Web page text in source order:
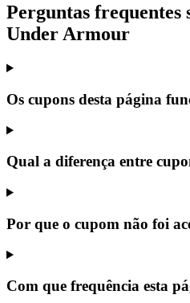
Perguntas frequentes
Under Armour
Os cupons desta página
Qual a diferença entre
Por que o cupom não foi
Com que frequência esta